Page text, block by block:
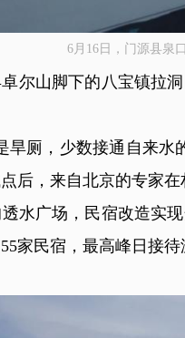
6月16日，门源县泉
山脚下的八宝镇拉洞
厕，少数接通自来水
后，来自北京的专家
广场，民宿改造实现
家民宿，最高峰日接待